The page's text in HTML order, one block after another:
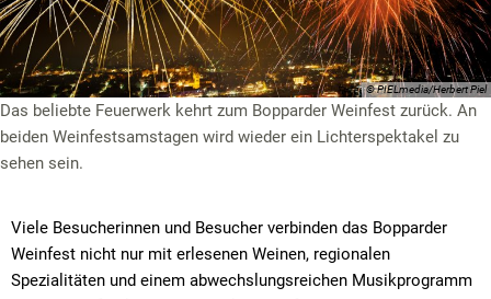
© PIELmedia/Herbert Piel
Das beliebte Feuerwerk kehrt zum Bopparder Weinfest zurück. An
beiden Weinfestsamstagen wird wieder ein Lichterspektakel zu
sehen sein.
Viele Besucherinnen und Besucher verbinden das Bopparder
Weinfest nicht nur mit erlesenen Weinen, regionalen
Spezialitäten und einem abwechslungsreichen Musikprogramm